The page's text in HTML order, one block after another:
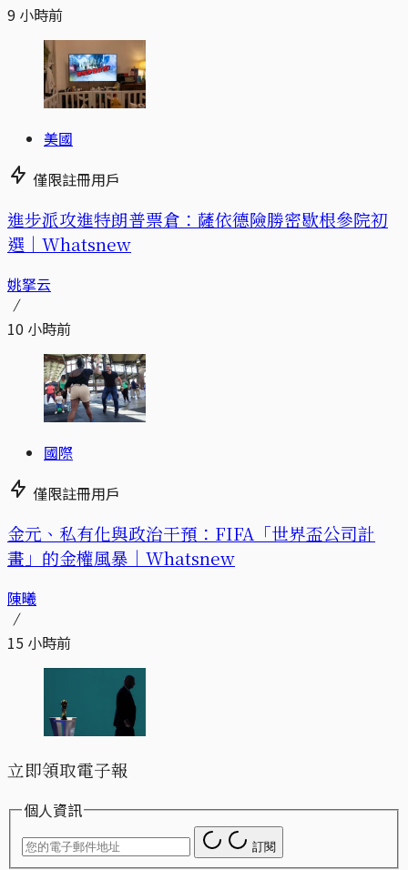
9 小時前
美國
僅限註冊用戶
進步派攻進特朗普票倉：薩依德險勝密歇根參院初
選｜Whatsnew
姚拏云
10 小時前
國際
僅限註冊用戶
金元、私有化與政治干預：FIFA「世界盃公司計
畫」的金權風暴｜Whatsnew
陳曦
15 小時前
立即領取電子報
個人資訊
訂閱